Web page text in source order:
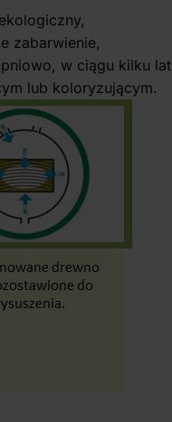
zabarwienie,
w ciągu kilku lat
lub koloryzującym.